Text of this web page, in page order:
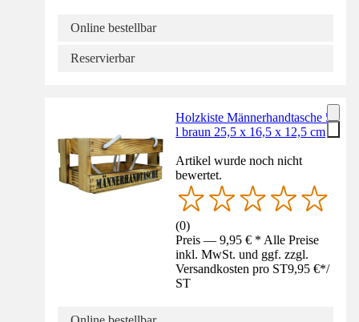
Online bestellbar
Reservierbar
Holzkiste Männerhandtasche 5
l braun 25,5 x 16,5 x 12,5 cm
Artikel wurde noch nicht
bewertet.
(0)
Preis — 9,95 € * Alle Preise
inkl. MwSt. und ggf. zzgl.
Versandkosten pro ST9,95 €*/
ST